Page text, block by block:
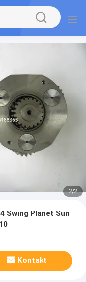
2/2
Swing Planet Sun
Kontakt